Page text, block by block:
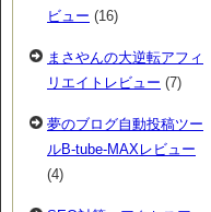
ビュー (16)
まさやんの大逆転アフィ
リエイトレビュー (7)
夢のブログ自動投稿ツー
ルB-tube-MAXレビュー
(4)